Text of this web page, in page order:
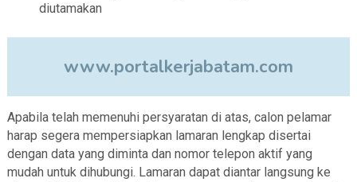
diutamakan
www.portalkerjabatam.com
Apabila telah memenuhi persyaratan di atas, calon pelamar
harap segera mempersiapkan lamaran lengkap disertai
dengan data yang diminta dan nomor telepon aktif yang
mudah untuk dihubungi. Lamaran dapat diantar langsung ke